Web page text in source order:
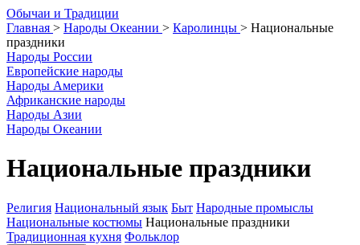
Обычаи и Традиции
Главная > Народы Океании > Каролинцы > Национальные
праздники
Народы России
Европейские народы
Народы Америки
Африканские народы
Народы Азии
Народы Океании
Национальные праздники
Религия Национальный язык Быт Народные промыслы
Национальные костюмы Национальные праздники
Традиционная кухня Фольклор